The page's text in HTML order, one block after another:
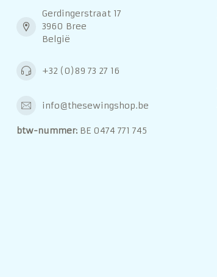
Gerdingerstraat 17
3960 Bree
België
+32 (0)89 73 27 16
info@thesewingshop.be
btw-nummer: BE 0474 771 745